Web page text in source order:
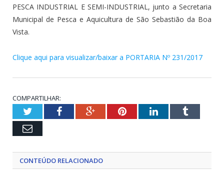
PESCA INDUSTRIAL E SEMI-INDUSTRIAL, junto a Secretaria
Municipal de Pesca e Aquicultura de São Sebastião da Boa
Vista.
Clique aqui para visualizar/baixar a PORTARIA Nº 231/2017
COMPARTILHAR:
TwitterFacebookGoogle+PinterestLinkedInTumblr
Email
CONTEÚDO RELACIONADO